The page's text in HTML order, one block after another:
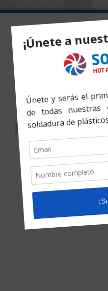
Inicio»Productos»